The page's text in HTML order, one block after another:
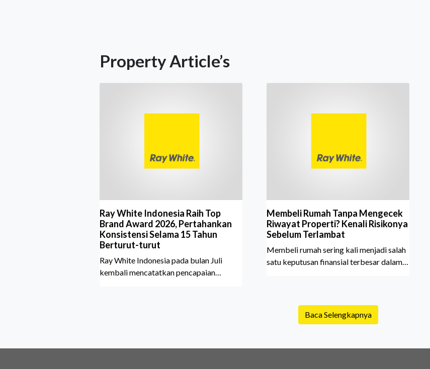
Property Article’s
Ray White Indonesia Raih Top
Brand Award 2026, Pertahankan
Konsistensi Selama 15 Tahun
Berturut-turut
Ray White Indonesia pada bulan Juli
kembali mencatatkan pencapaian
Membeli Rumah Tanpa Mengecek
Riwayat Properti? Kenali Risikonya
Sebelum Terlambat
Membeli rumah sering kali menjadi salah
satu keputusan finansial terbesar dalam
maupun investasi properti. Namun dalam
prosesnya, tidak sedikit calon pembeli
tanpa memperhatikan riwayat properti
Baca Selengkapnya